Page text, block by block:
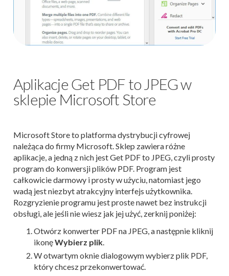
Aplikacje Get PDF to JPEG w
sklepie Microsoft Store
Microsoft Store to platforma dystrybucji cyfrowej
należąca do firmy Microsoft. Sklep zawiera różne
aplikacje, a jedną z nich jest Get PDF to JPEG, czyli prosty
program do konwersji plików PDF. Program jest
całkowicie darmowy i prosty w użyciu, natomiast jego
wadą jest niezbyt atrakcyjny interfejs użytkownika.
Rozgryzienie programu jest proste nawet bez instrukcji
obsługi, ale jeśli nie wiesz jak jej użyć, zerknij poniżej:
Otwórz konwerter PDF na JPEG, a następnie kliknij
ikonęWybierz plik.
W otwartym oknie dialogowym wybierz plik PDF,
który chcesz przekonwertować.